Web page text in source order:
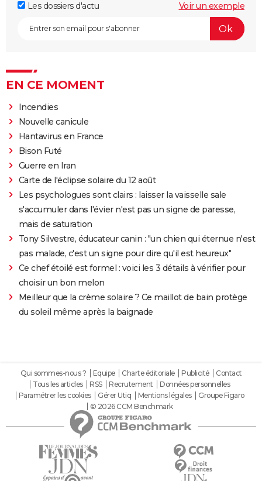
Les dossiers d'actu
Voir un exemple
EN CE MOMENT
Incendies
Nouvelle canicule
Hantavirus en France
Bison Futé
Guerre en Iran
Carte de l'éclipse solaire du 12 août
Les psychologues sont clairs : laisser la vaisselle sale
s'accumuler dans l'évier n'est pas un signe de paresse,
mais de saturation
Tony Silvestre, éducateur canin : "un chien qui éternue n'est
pas malade, c'est un signe pour dire qu'il est heureux"
Ce chef étoilé est formel : voici les 3 détails à vérifier pour
choisir un bon melon
Meilleur que la crème solaire ? Ce maillot de bain protège
du soleil même après la baignade
Qui sommes-nous ? Equipe Charte éditoriale Publicité
Contact
Tous les articles
RSS Recrutement
Données personnelles
Paramétrer les cookies
Gérer Utiq Mentions légales
Groupe Figaro
© 2026 CCM Benchmark